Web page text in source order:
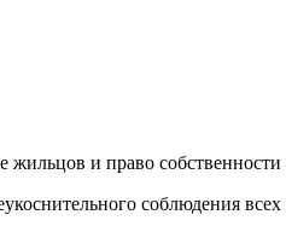
и право
соблюдения